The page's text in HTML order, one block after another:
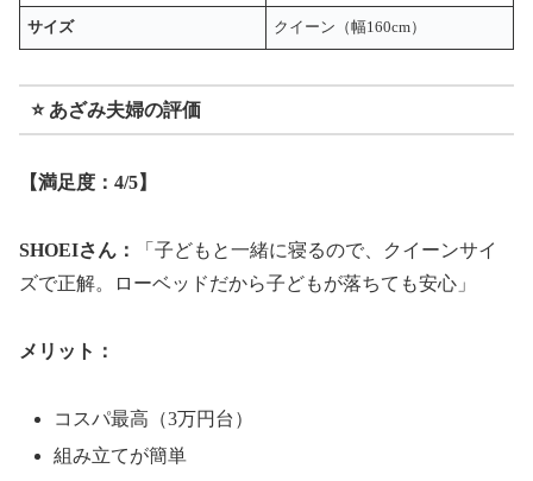
サイズ クイーン（幅160cm）
⭐ あざみ夫婦の評価
【満足度：4/5】
SHOEIさん：
「子どもと一緒に寝るので、クイーンサイ
ズで正解。ローベッドだから子どもが落ちても安心」
メリット：
コスパ最高（3万円台）
組み立てが簡単